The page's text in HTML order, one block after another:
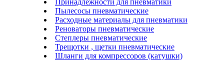
Принадлежности для пневматики
Пылесосы пневматические
Расходные материалы для пневматики
Реноваторы пневматические
Степлеры пневматические
Трещотки , щетки пневматические
Шланги для компрессоров (катушки)